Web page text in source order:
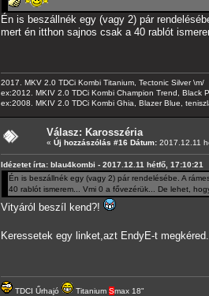
Én is beszállnék egy (vagy 2) pár
mert én itthon sajnos csak a 40 rablót
2017. MKV 2.0 TDCi Kombi Titanium, Tectonic Silver \m/
ex:2012. MKIV 2.0 TDCi Kombi Champion Trend, Black
ex:2008. MKIV 2.0 TDCi Kombi Ghia, Blazer Blue,
Válasz: Karosszéria
« Új hozzászólás #16 Dátum: 2017.12.11
Idézetet írta: blau4kombi - 2017.12.11 hétfő, 17:10:21
Én is beszállnék egy (vagy 2) pár rendelésébe. A
40 rablót ismerem... Vmi 0 a fővezérük... De lehet,
Vityáról beszíl kend?!
Keressetek egy linket,azt EndyE-t
TDCI Űrhajó Titanium Smax 18"